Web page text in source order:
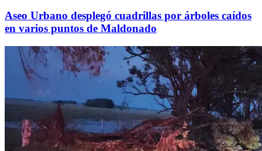
Aseo Urbano desplegó cuadrillas por árboles caídos
en varios puntos de Maldonado